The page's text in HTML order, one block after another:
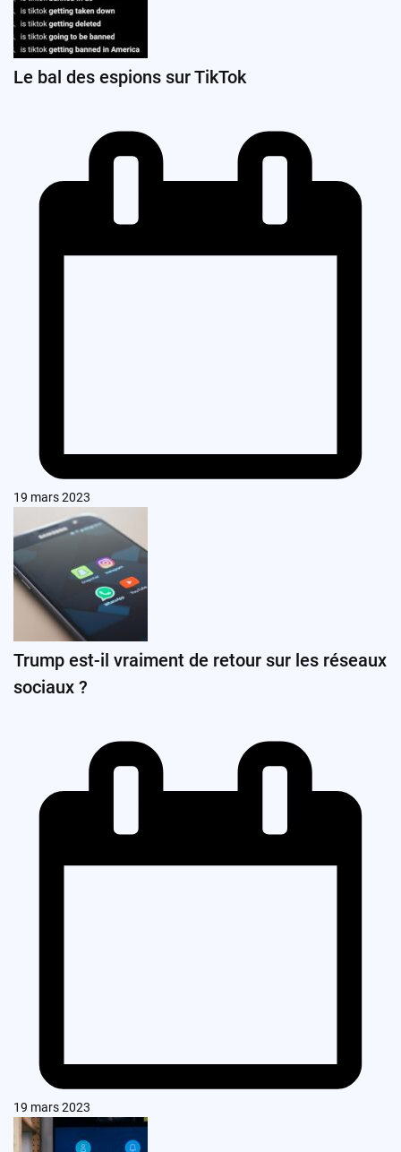
Le bal des espions sur TikTok
19 mars 2023
Trump est-il vraiment de retour sur les réseaux
sociaux ?
19 mars 2023